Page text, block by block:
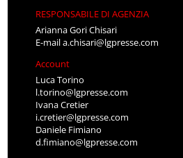
RESPONSABILE DI AGENZIA
Arianna Gori Chisari
E-maila.chisari@lgpresse.com
Account
Luca Torino
l.torino@lgpresse.com
Ivana Cretier
i.cretier@lgpresse.com
Daniele Fimiano
d.fimiano@lgpresse.com